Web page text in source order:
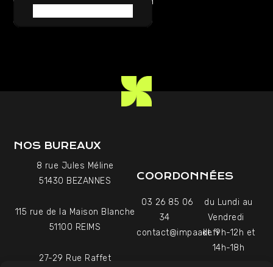
NOS BUREAUX
8 rue Jules Méline
51430 BEZANNES
115 rue de la Maison Blanche
51100 REIMS
27-29 Rue Raffet
COORDONNÉES
03 26 85 06
34
contact@impaakt.fr
du Lundi au
Vendredi
de 9h-12h et
14h-18h